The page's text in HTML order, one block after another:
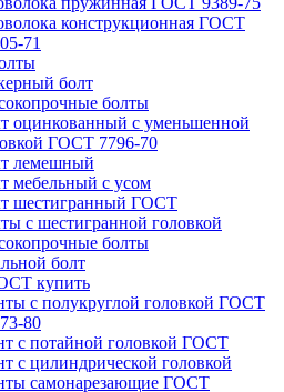
конструкционная ГОСТ
71
болт
болты
оцинкованный с уменьшенной
ГОСТ 7796-70
лемешный
мебельный с усом
шестигранный ГОСТ
с шестигранной головкой
болты
болт
купить
с полукруглой головкой ГОСТ
80
с потайной головкой ГОСТ
с цилиндрической головкой
самонарезающие ГОСТ